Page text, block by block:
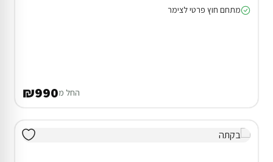
מתחם חוץ פרטי לצימר
החל מ₪990